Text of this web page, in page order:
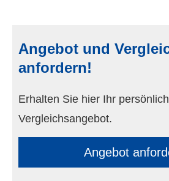
Angebot und
anfordern!
Erhalten Sie hier Ihr
Vergleichsangebot.
An­ge­bot